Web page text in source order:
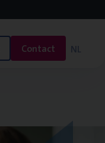
Contact NL